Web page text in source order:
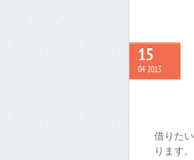
15
04 2013
借りた
ります